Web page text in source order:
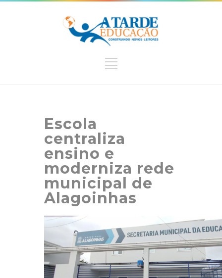
Escola
centraliza
ensino e
moderniza rede
municipal de
Alagoinhas